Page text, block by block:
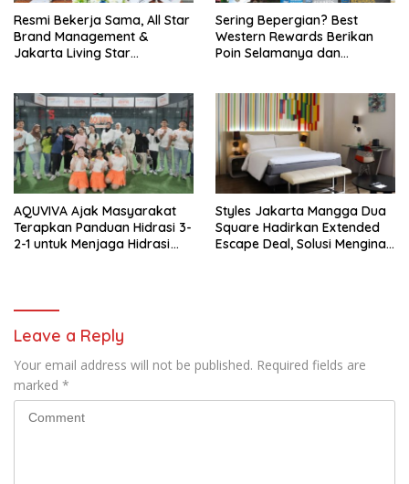
Resmi Bekerja Sama, All Star
Brand Management &
Jakarta Living Star
Sering Bepergian? Best
Western Rewards Berikan
Poin Selamanya dan
AQUVIVA Ajak Masyarakat
Terapkan Panduan Hidrasi 3-
2-1 untuk Menjaga Hidrasi
Styles Jakarta Mangga Dua
Square Hadirkan Extended
Escape Deal, Solusi Menginap
Leave a Reply
Your email address will not be published. Required fields are
marked *